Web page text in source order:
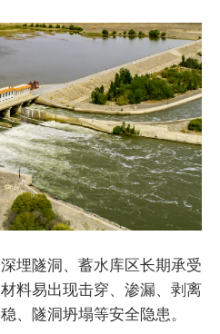
埋隧洞、蓄水库区长期承受
料易出现击穿、渗漏、剥离
、隧洞坍塌等安全隐患。